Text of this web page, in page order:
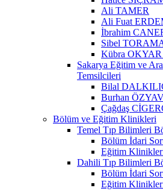
Ali TAMER
Ali Fuat
İbrahim
Sibel
Kübra
Sakarya Eğitim ve
Temsilcileri
Bilal
Burhan
Çağdaş
Bölüm ve Eğitim Klinikleri
Temel Tıp Bilimleri
Bölüm İdari
Eğitim
Dahili Tıp Bilimleri
Bölüm İdari
Eğitim